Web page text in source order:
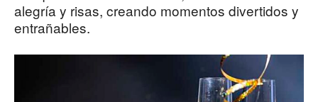
alegría y risas, creando momentos divertidos y
entrañables.